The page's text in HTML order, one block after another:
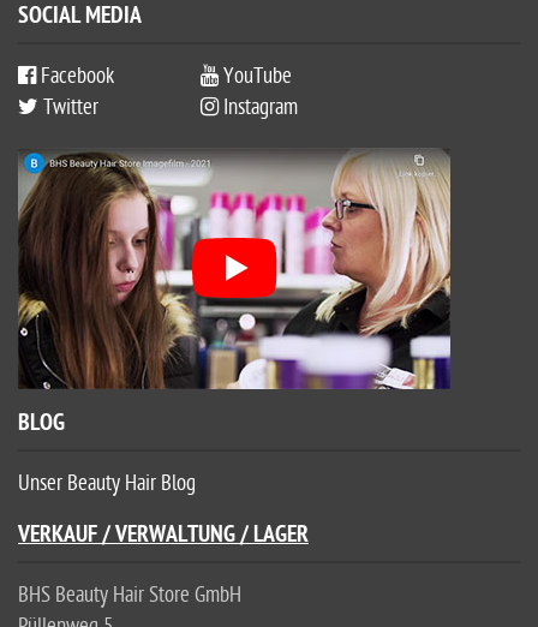
SOCIAL MEDIA
Facebook
YouTube
Twitter
Instagram
BLOG
Unser Beauty Hair Blog
VERKAUF / VERWALTUNG / LAGER
BHS Beauty Hair Store GmbH